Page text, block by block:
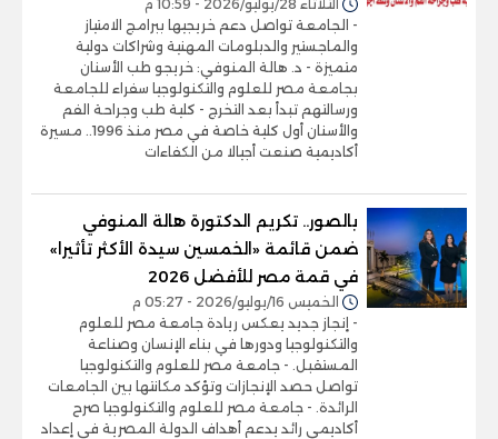
الثلاثاء 28/يوليو/2026 - 10:59 م
- الجامعة تواصل دعم خريجيها ببرامج الامتياز
والماجستير والدبلومات المهنية وشراكات دولية
متميزة - د. هالة المنوفي: خريجو طب الأسنان
بجامعة مصر للعلوم والتكنولوجيا سفراء للجامعة
ورسالتهم تبدأ بعد التخرج - كلية طب وجراحة الفم
والأسنان أول كلية خاصة في مصر منذ 1996.. مسيرة
أكاديمية صنعت أجيالا من الكفاءات
بالصور.. تكريم الدكتورة هالة المنوفي
ضمن قائمة «الخمسين سيدة الأكثر تأثيرا»
في قمة مصر للأفضل 2026
الخميس 16/يوليو/2026 - 05:27 م
- إنجاز جديد يعكس ريادة جامعة مصر للعلوم
والتكنولوجيا ودورها في بناء الإنسان وصناعة
المستقبل. - جامعة مصر للعلوم والتكنولوجيا
تواصل حصد الإنجازات وتؤكد مكانتها بين الجامعات
الرائدة. - جامعة مصر للعلوم والتكنولوجيا صرح
أكاديمي رائد يدعم أهداف الدولة المصرية فى إعداد